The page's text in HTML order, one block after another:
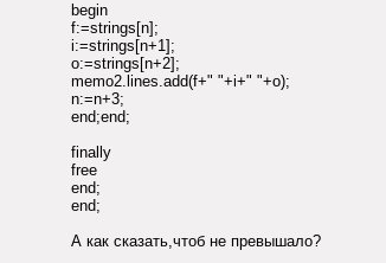
begin
f:=strings[n];
i:=strings[n+1];
o:=strings[n+2];
memo2.lines.add(f+" "+i+" "+o);
n:=n+3;
end;end;
finally
free
end;
end;
А как сказать,чтоб не превышало?